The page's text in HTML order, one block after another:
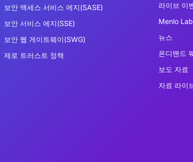
보안 액세스 서비스 에지(SASE)
보안 서비스 에지(SSE)
보안 웹 게이트웨이(SWG)
제로 트러스트 정책
라이브 이
Menlo
뉴스
온디맨드
보도 자료
자료 라이